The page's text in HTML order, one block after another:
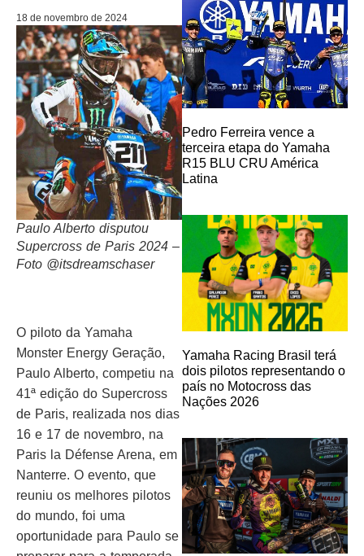
18 de novembro de 2024
Paulo Alberto disputou
Supercross de Paris 2024 –
Foto @itsdreamschaser
O piloto da Yamaha
Monster Energy Geração,
Paulo Alberto, competiu na
41ª edição do Supercross
de Paris, realizada nos dias
16 e 17 de novembro, na
Paris la Défense Arena, em
Nanterre. O evento, que
reuniu os melhores pilotos
do mundo, foi uma
oportunidade para Paulo se
Pedro Ferreira vence a
terceira etapa do Yamaha
R15 BLU CRU América
Latina
Yamaha Racing Brasil terá
dois pilotos representando o
país no Motocross das
Nações 2026